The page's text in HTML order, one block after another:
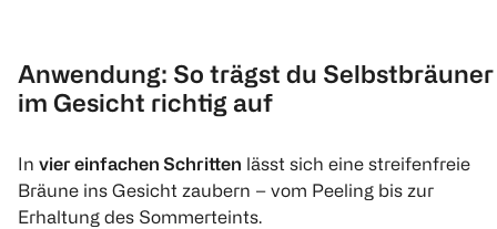
1
Quantity: 1
Click & Collect
Anwendung: So trägst du Selbstbräuner
im Gesicht richtig auf
In vier einfachen Schritten lässt sich eine streifenfreie
Bräune ins Gesicht zaubern – vom Peeling bis zur
Erhaltung des Sommerteints.